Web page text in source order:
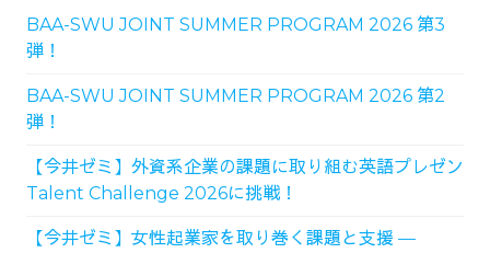
BAA-SWU JOINT SUMMER PROGRAM 2026 第3
弾！
BAA-SWU JOINT SUMMER PROGRAM 2026 第2
弾！
【今井ゼミ】外資系企業の課題に取り組む英語プレゼン
Talent Challenge 2026に挑戦！
【今井ゼミ】女性起業家を取り巻く課題と支援 ―